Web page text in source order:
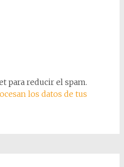
para reducir el spam.
los datos de tus